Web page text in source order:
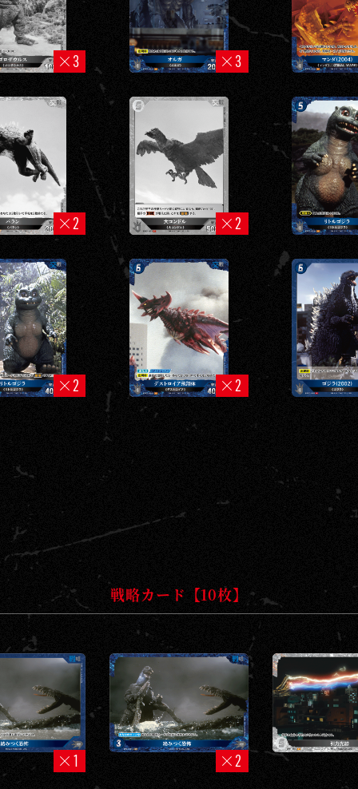
3 3
2 2
2 2
戦略カード【10枚】
1 2